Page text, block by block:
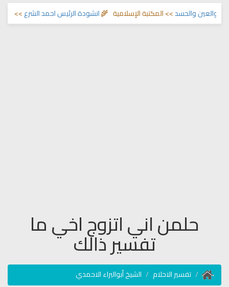
انشودة الرئيس احمد الشرع>> اناشيد والحسد>> المكتبة الإسلامية 🌾
حلمن اني اتزوج اخي ما
تفسير ذالك
تفسير الاحلام الشيخ أبوالبراء الاحمدي